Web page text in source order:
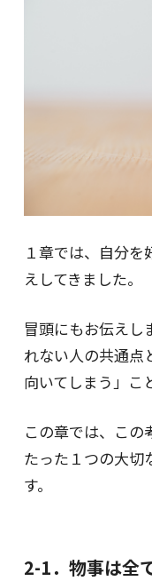
１章では、自分
えしてきました。
冒頭にもお伝えし
れない人の共通点
向いてしまう」こ
この章では、この
たった１つの大切
す。
2-1．物事は全